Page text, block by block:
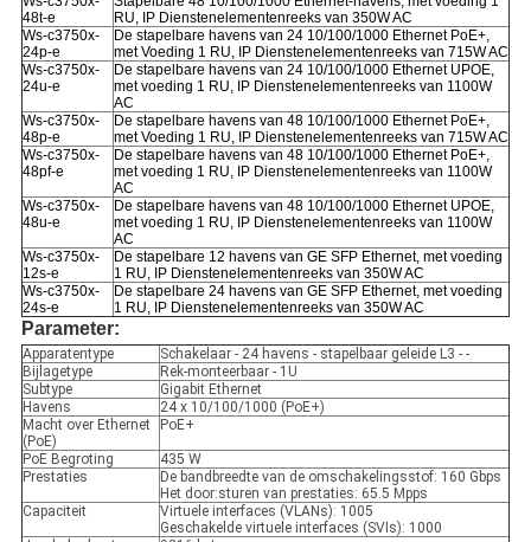
48t-e
RU, IP Dienstenelementenreeks van 350W AC
Ws-c3750x-
24p-e
De stapelbare havens van 24 10/100/1000 Ethernet PoE+,
met Voeding 1 RU, IP Dienstenelementenreeks van 715W AC
Ws-c3750x-
24u-e
De stapelbare havens van 24 10/100/1000 Ethernet UPOE,
met voeding 1 RU, IP Dienstenelementenreeks van 1100W
AC
Ws-c3750x-
48p-e
De stapelbare havens van 48 10/100/1000 Ethernet PoE+,
met Voeding 1 RU, IP Dienstenelementenreeks van 715W AC
Ws-c3750x-
48pf-e
De stapelbare havens van 48 10/100/1000 Ethernet PoE+,
met voeding 1 RU, IP Dienstenelementenreeks van 1100W
AC
Ws-c3750x-
48u-e
De stapelbare havens van 48 10/100/1000 Ethernet UPOE,
met voeding 1 RU, IP Dienstenelementenreeks van 1100W
AC
Ws-c3750x-
12s-e
De stapelbare 12 havens van GE SFP Ethernet, met voeding
1 RU, IP Dienstenelementenreeks van 350W AC
Ws-c3750x-
24s-e
De stapelbare 24 havens van GE SFP Ethernet, met voeding
1 RU, IP Dienstenelementenreeks van 350W AC
Parameter:
Apparatentype
Schakelaar - 24 havens - stapelbaar geleide L3 - -
Bijlagetype
Rek-monteerbaar - 1U
Subtype
Gigabit Ethernet
Havens
24 x 10/100/1000 (PoE+)
Macht over Ethernet
(PoE)
PoE+
PoE Begroting
435 W
Prestaties
De bandbreedte van de omschakelingsstof: 160 Gbps
Het door:sturen van prestaties: 65.5 Mpps
Capaciteit
Virtuele interfaces (VLANs): 1005
Geschakelde virtuele interfaces (SVIs): 1000